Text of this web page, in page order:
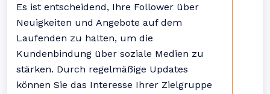
Es ist entscheidend, Ihre Follower über
Neuigkeiten und Angebote auf dem
Laufenden zu halten, um die
Kundenbindung über soziale Medien zu
stärken. Durch regelmäßige Updates
können Sie das Interesse Ihrer Zielgruppe